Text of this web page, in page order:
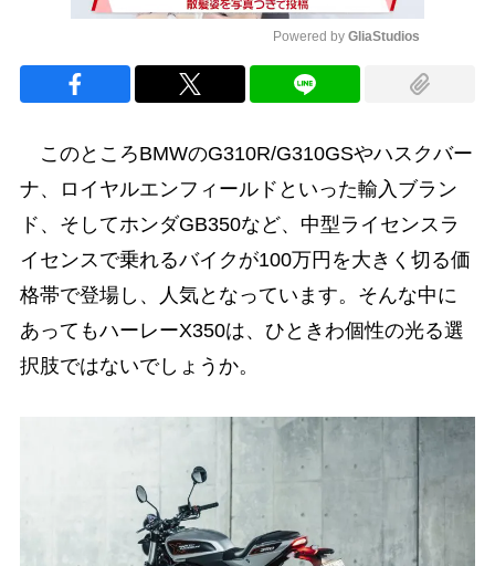
Powered by GliaStudios
このところBMWのG310R/G310GSやハスクバー
ナ、ロイヤルエンフィールドといった輸入ブラン
ド、そしてホンダGB350など、中型ライセンスラ
イセンスで乗れるバイクが100万円を大きく切る価
格帯で登場し、人気となっています。そんな中に
あってもハーレーX350は、ひときわ個性の光る選
択肢ではないでしょうか。